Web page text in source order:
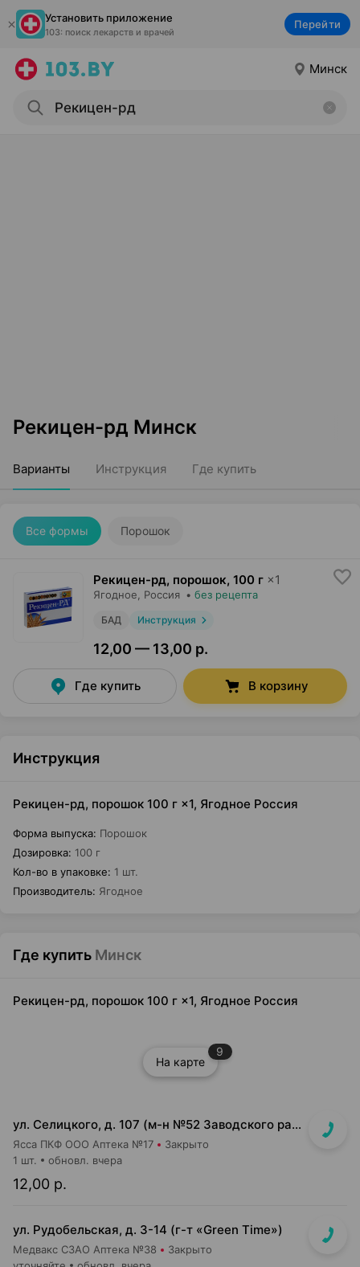
Установить приложение
103: поиск лекарств и врачей
Перейти
Минск
Рекицен-рд Минск
Варианты Инструкция Где купить
Все формы Порошок
Рекицен-рд, порошок, 100 г ×1
Ягодное , Россия • без рецепта
БАД Инструкция
12,00 — 13,00 р.
Где купить В корзину
Инструкция
Рекицен-рд, порошок 100 г ×1, Ягодное Россия
Форма выпуска: Порошок
Дозировка: 100 г
Кол-во в упаковке: 1 шт.
Производитель: Ягодное
Где купить Минск
Рекицен-рд, порошок 100 г ×1, Ягодное Россия
На карте
9
ул. Селицкого, д. 107 (м-н №52 Заводского райпищеторга)
Ясса ПКФ ООО Аптека №17 Закрыто
12,00 р.
1 шт. обновл. вчера
ул. Рудобельская, д. 3-14 (г-т «Green Time»)
Медвакс СЗАО Аптека №38 Закрыто